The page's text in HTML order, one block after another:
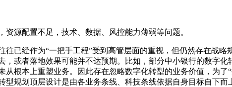
源配置不足，技术、数据、风控能力薄弱等问题。
已经作为“一把手工程”受到高管层面的重视，但仍然存在战略
或者落地效果可能并不达预期。比如，部分中小银行的数字
根本上重塑业务。因此存在忽略数字化转型的业务价值，为了
规划顶层设计是由各业务条线、科技条线依据自身目标自下